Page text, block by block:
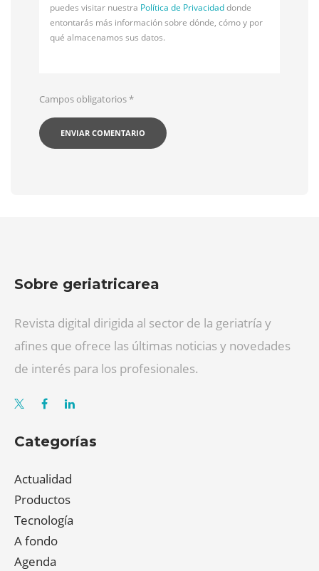
puedes visitar nuestra Política de Privacidaddonde
entontarás más información sobre dónde, cómo y por
qué almacenamos sus datos.
Campos obligatorios*
Sobre geriatricarea
Revista digital dirigida al sector de la geriatría y
afines que ofrece las últimas noticias y novedades
de interés para los profesionales.
Categorías
Actualidad
Productos
Tecnología
A fondo
Agenda